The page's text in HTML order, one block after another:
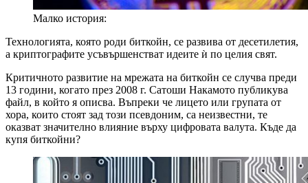
Малко история:
Технологията, която роди биткойн, се развива от десетилетия,
а криптографите усъвършенстват идеите ѝ по целия свят.
Критичното развитие на мрежата на биткойн се случва преди
13 години, когато през 2008 г. Сатоши Накамото публикува
файл, в който я описва. Въпреки че лицето или групата от
хора, които стоят зад този псевдоним, са неизвестни, те
оказват значително влияние върху цифровата валута. Къде да
купя биткойни?